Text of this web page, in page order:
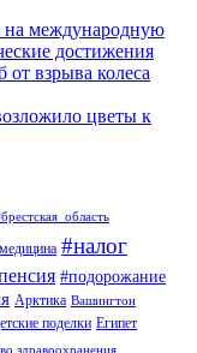
на международную
достижения
взрыва колеса
цветы к
#налог
#подорожание
Арктика Вашингтон
поделки Египет
здравоохранения